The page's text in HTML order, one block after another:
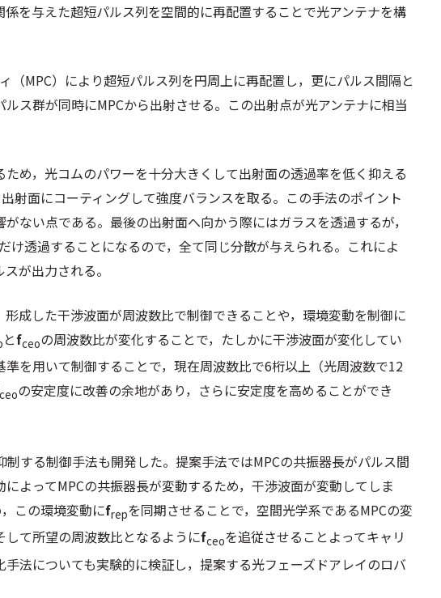
を与えた超短パルス列を空間的に再配置することで光アンテナを構
（MPC）により超短パルス列を円周上に再配置し，更にパルス間隔と
ス群が同時にMPCから出射させる。この出射点が光アンテナに相当
め，光コムのパワーを十分大きくして出射面の透過率を低く抑える
射面にコーティングして強度バランスを取る。この手法のポイント
ない点である。最後の出射面へ向かう際にはガラスを透過するが，
け透過することになるので，全て同じ分散が与えられる。これによ
が出力される。
成した干渉波面が周波数比で制御できることや，環境変動を制御に
とfceoの周波数比が変化することで，たしかに干渉波面が変化してい
を用いて制御することで，現在周波数比で6桁以上（光周波数で12
ceoの安定度に改善の余地があり，さらに安定度を高めることができ
する制御手法も開発した。提案手法ではMPCの共振器長がパルス間
よってMPCの共振器長が変動するため，干渉波面が変動してしま
この環境変動にfrepを同期させることで，空間光学系であるMPCの変
て所望の周波数比となるようにfceoを追従させることよってキャリ
法についても実験的に検証し，提案する光フェーズドアレイのロバ